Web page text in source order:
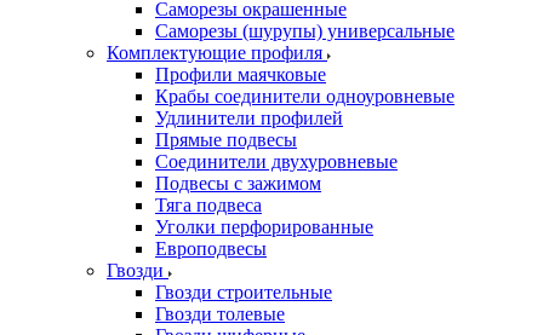
Саморезы окрашенные
Саморезы (шурупы) универсальные
Комплектующие профиля
Профили маячковые
Крабы соединители одноуровневые
Удлинители профилей
Прямые подвесы
Соединители двухуровневые
Подвесы с зажимом
Тяга подвеса
Уголки перфорированные
Европодвесы
Гвозди
Гвозди строительные
Гвозди толевые